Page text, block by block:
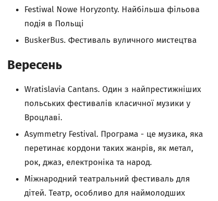
Festiwal Nowe Horyzonty. Найбільша фiльова
подія в Польщі
BuskerBus. Фестиваль вуличного мистецтва
Вересень
Wratislavia Cantans. Один з найпрестижніших
польських фестивалів класичної музики у
Вроцлаві.
Asymmetry Festival. Програма - це музика, яка
перетинає кордони таких жанрів, як метал,
рок, джаз, електроніка та народ.
Міжнародний театральний фестиваль для
дітей. Театр, особливо для наймолодших